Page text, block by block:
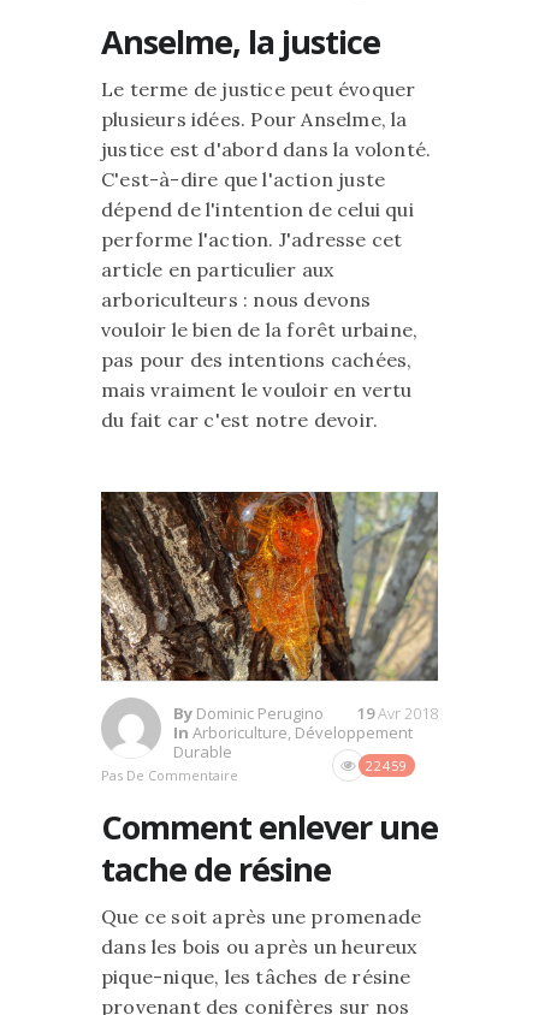
Anselme, la justice
Le terme de justice peut évoquer
plusieurs idées. Pour Anselme, la
justice est d'abord dans la volonté.
C'est-à-dire que l'action juste
dépend de l'intention de celui qui
performe l'action. J'adresse cet
article en particulier aux
arboriculteurs : nous devons
vouloir le bien de la forêt urbaine,
pas pour des intentions cachées,
mais vraiment le vouloir en vertu
du fait car c'est notre devoir.
By Dominic Perugino
In Arboriculture, Développement
Durable
Pas De Commentaire
22459
19Avr 2018
Comment enlever une
tache de résine
Que ce soit après une promenade
dans les bois ou après un heureux
pique-nique, les tâches de résine
provenant des conifères sur nos